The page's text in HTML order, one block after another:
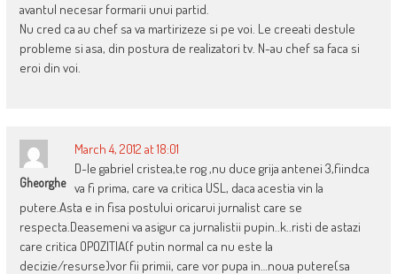
avantul necesar formarii unui partid.
Nu cred ca au chef sa va martirizeze si pe voi. Le creeati destule
probleme si asa, din postura de realizatori tv. N-au chef sa faca si
eroi din voi.
Gheorghe
March 4, 2012 at 18:01
D-le gabriel cristea,te rog ,nu duce grija antenei 3,fiindca
va fi prima, care va critica USL, daca acestia vin la
putere.Asta e in fisa postului oricarui jurnalist care se
respecta.Deasemeni va asigur ca jurnalistii pupin..k..risti de astazi
care critica OPOZITIA(f putin normal ca nu este la
decizie/resurse)vor fii primii, care vor pupa in…noua putere(sa